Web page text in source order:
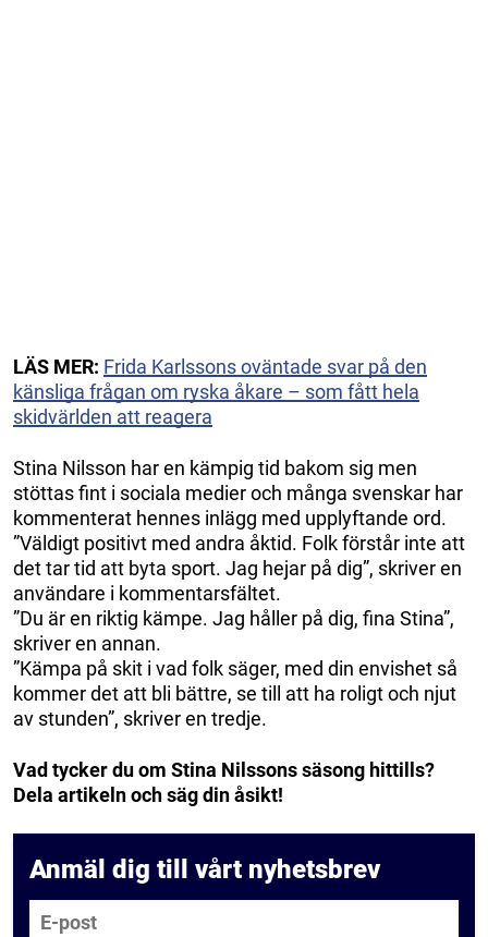
LÄS MER: Frida Karlssons oväntade svar på den
känsliga frågan om ryska åkare – som fått hela
skidvärlden att reagera
Stina Nilsson har en kämpig tid bakom sig men
stöttas fint i sociala medier och många svenskar har
kommenterat hennes inlägg med upplyftande ord.
”Väldigt positivt med andra åktid. Folk förstår inte att
det tar tid att byta sport. Jag hejar på dig”, skriver en
användare i kommentarsfältet.
”Du är en riktig kämpe. Jag håller på dig, fina Stina”,
skriver en annan.
”Kämpa på skit i vad folk säger, med din envishet så
kommer det att bli bättre, se till att ha roligt och njut
av stunden”, skriver en tredje.
Vad tycker du om Stina Nilssons säsong hittills?
Dela artikeln och säg din åsikt!
Anmäl dig till vårt nyhetsbrev
E-post